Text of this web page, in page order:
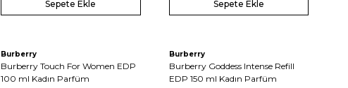
Sepete Ekle Sepete Ekle
Burberry
Burberry Touch For Women EDP
100 ml Kadın Parfüm
Burberry
Burberry Goddess Intense Refill
EDP 150 ml Kadın Parfüm